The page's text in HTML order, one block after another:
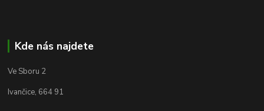
Kde nás najdete
Ve Sboru 2
Ivančice, 664 91